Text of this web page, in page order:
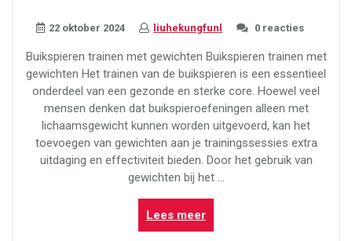
22 oktober 2024 liuhekungfunl 0 reacties
Buikspieren trainen met gewichten Buikspieren trainen met
gewichten Het trainen van de buikspieren is een essentieel
onderdeel van een gezonde en sterke core. Hoewel veel
mensen denken dat buikspieroefeningen alleen met
lichaamsgewicht kunnen worden uitgevoerd, kan het
toevoegen van gewichten aan je trainingssessies extra
uitdaging en effectiviteit bieden. Door het gebruik van
gewichten bij het …
Lees meer“Effectief
buikspieren